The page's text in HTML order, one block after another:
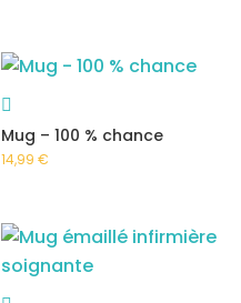
Mug – 100 % chance
14,99€